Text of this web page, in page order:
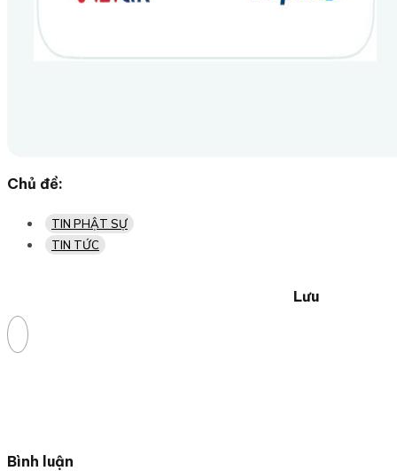
Chủ đề:
TIN PHẬT SỰ
TIN TỨC
Lưu
Bình luận